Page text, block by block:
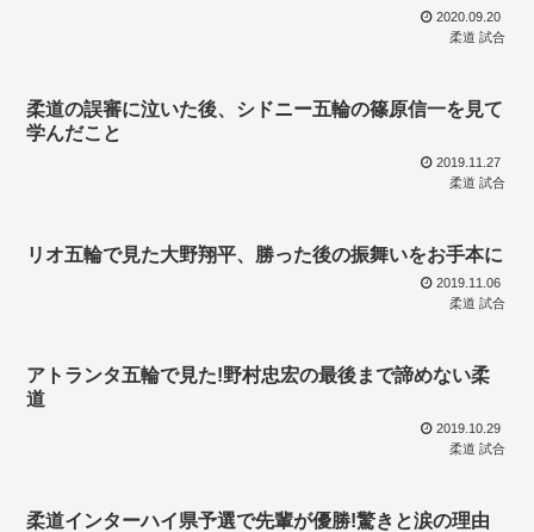
2020.09.20
柔道 試合
柔道の誤審に泣いた後、シドニー五輪の篠原信一を見て
学んだこと
2019.11.27
柔道 試合
リオ五輪で見た大野翔平、勝った後の振舞いをお手本に
2019.11.06
柔道 試合
アトランタ五輪で見た!野村忠宏の最後まで諦めない柔
道
2019.10.29
柔道 試合
柔道インターハイ県予選で先輩が優勝!驚きと涙の理由